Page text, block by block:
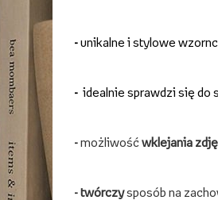
-unikalne i stylowe
- idealnie sprawdzi się do
-możliwośćwklejania
- twórczysposób na